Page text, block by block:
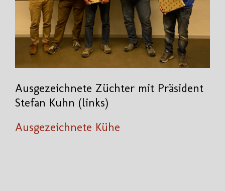
Ausgezeichnete Züchter mit Präsident
Stefan Kuhn (links)
Ausgezeichnete Kühe